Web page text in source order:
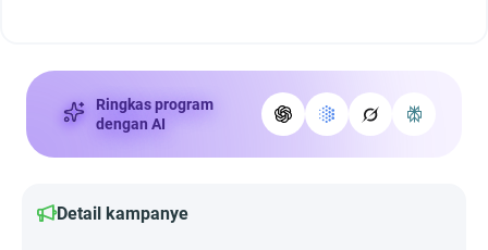
Ringkas program
dengan AI
Detail kampanye